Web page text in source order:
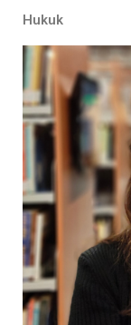
Hukuk